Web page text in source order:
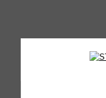
↓